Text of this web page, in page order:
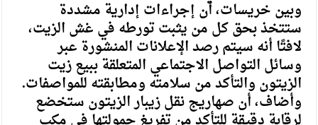
وبين خريسات، أن إجراءات إدارية مشددة
ستتخذ بحق كل من يثبت تورطه في غش الزيت،
لافتًا أنه سيتم رصد الإعلانات المنشورة عبر
وسائل التواصل الاجتماعي المتعلقة ببيع زيت
الزيتون والتأكد من سلامته ومطابقته للمواصفات.
وأضاف، أن صهاريج نقل زيبار الزيتون ستخضع